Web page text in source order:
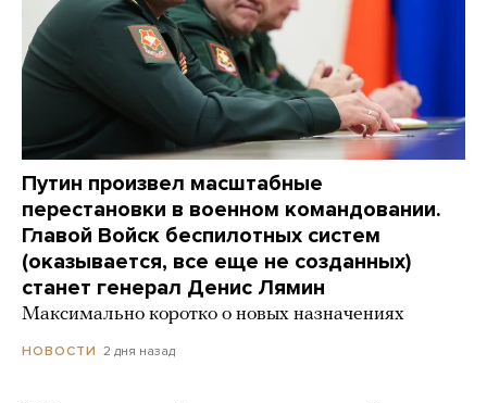
Путин произвел масштабные
перестановки в военном командовании.
Главой Войск беспилотных систем
(оказывается, все еще не созданных)
станет генерал Денис Лямин
Максимально коротко о новых назначениях
НОВОСТИ 2 дня назад